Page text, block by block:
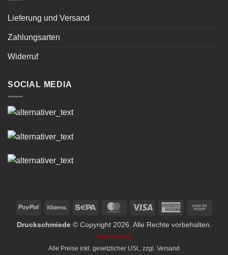
Lieferung und Versand
Zahlungsarten
Widerruf
SOCIAL MEDIA
PayPal Klarna Sepa MasterCardVisa
American
Druckschmiede© Copyright 2026. Alle Rechte vorbehalten.
Impressum
Alle Preise inkl. gesetzlicher USt., zzgl. Versand